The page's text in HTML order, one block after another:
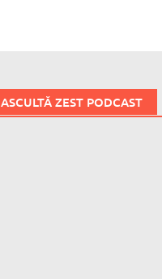
ASCULTĂ ZEST PODCAST